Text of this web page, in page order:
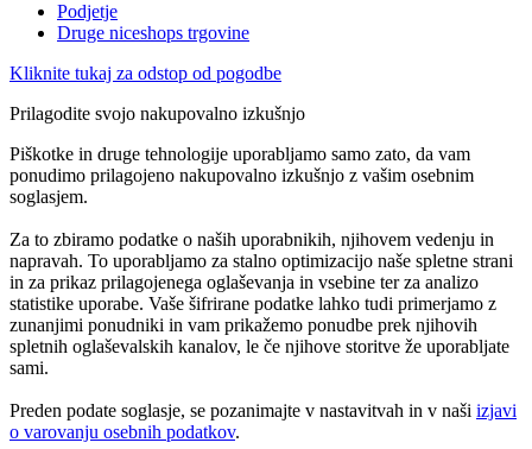
Podjetje
Druge niceshops trgovine
Kliknite tukaj za odstop od pogodbe
Prilagodite svojo nakupovalno izkušnjo
Piškotke in druge tehnologije uporabljamo samo zato, da vam
ponudimo prilagojeno nakupovalno izkušnjo z vašim osebnim
soglasjem.
Za to zbiramo podatke o naših uporabnikih, njihovem vedenju in
napravah. To uporabljamo za stalno optimizacijo naše spletne strani
in za prikaz prilagojenega oglaševanja in vsebine ter za analizo
statistike uporabe. Vaše šifrirane podatke lahko tudi primerjamo z
zunanjimi ponudniki in vam prikažemo ponudbe prek njihovih
spletnih oglaševalskih kanalov, le če njihove storitve že uporabljate
sami.
Preden podate soglasje, se pozanimajte v nastavitvah in v naši izjavi
o varovanju osebnih podatkov.